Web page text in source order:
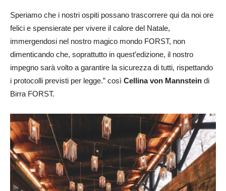
Speriamo che i nostri ospiti possano trascorrere qui da noi ore
felici e spensierate per vivere il calore del Natale,
immergendosi nel nostro magico mondo FORST, non
dimenticando che, soprattutto in quest’edizione, il nostro
impegno sarà volto a garantire la sicurezza di tutti, rispettando
i protocolli previsti per legge.” così Cellina von Mannstein di
Birra FORST.